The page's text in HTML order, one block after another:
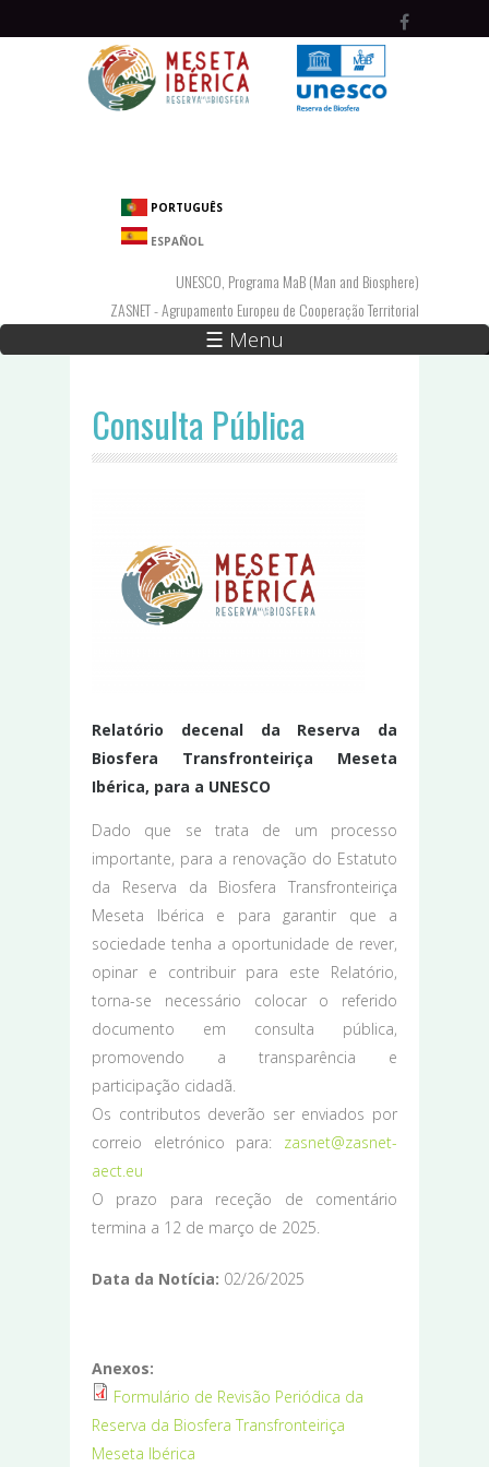
PORTUGUÊS
ESPAÑOL
UNESCO, Programa MaB (Man and Biosphere)
ZASNET - Agrupamento Europeu de Cooperação Territorial
☰ Menu
Consulta Pública
Relatório decenal da Reserva da
Biosfera Transfronteiriça Meseta
Ibérica, para a UNESCO
Dado que se trata de um processo
importante, para a renovação do Estatuto
da Reserva da Biosfera Transfronteiriça
Meseta Ibérica e para garantir que a
sociedade tenha a oportunidade de rever,
opinar e contribuir para este Relatório,
torna-se necessário colocar o referido
documento em consulta pública,
promovendo a transparência e
participação cidadã.
Os contributos deverão ser enviados por
correio eletrónico para: zasnet@zasnet-
aect.eu
O prazo para receção de comentário
termina a 12 de março de 2025.
Data da Notícia: 02/26/2025
Anexos:
Formulário de Revisão Periódica da
Reserva da Biosfera Transfronteiriça
Meseta Ibérica